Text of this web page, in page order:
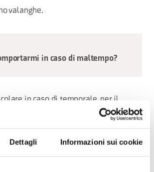
Dettagli Informazioni sui cookie
valanghe.
in caso di maltempo?
in caso di temporale, per il
è importante osservarevi
perché in montagna il tempo
rapidamente.